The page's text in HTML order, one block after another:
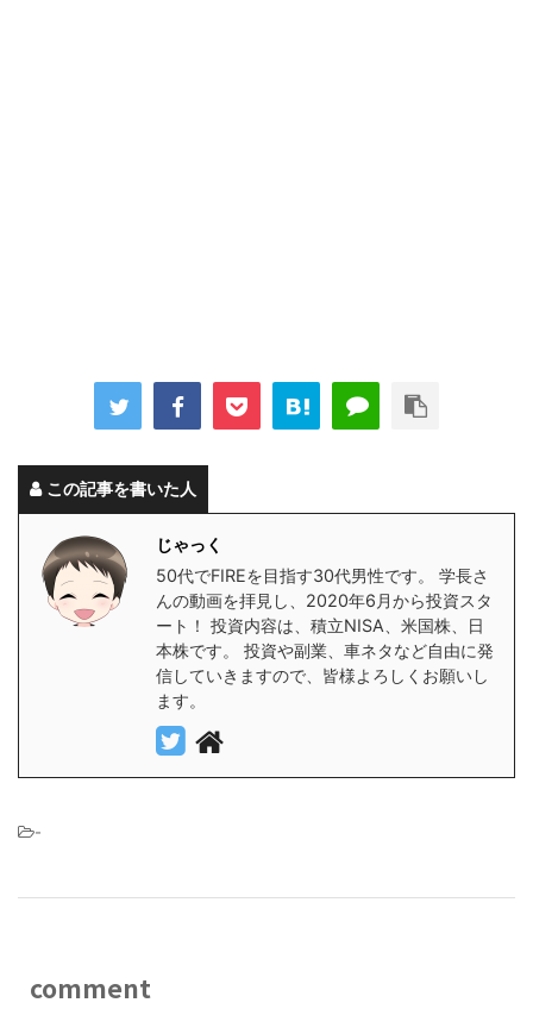
この記事を書いた人
じゃっく
50代でFIREを目指す30代男性です。 学長さ
んの動画を拝見し、2020年6月から投資スタ
ート！ 投資内容は、積立NISA、米国株、日
本株です。 投資や副業、車ネタなど自由に発
信していきますので、皆様よろしくお願いし
ます。
-
comment